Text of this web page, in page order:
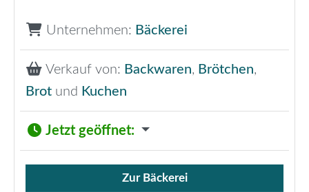
Unternehmen: Bäckerei
Verkauf von: Backwaren, Brötchen,
Brot und Kuchen
Jetzt geöffnet:
Verkauf von Brötchen,
Zur Bäckerei